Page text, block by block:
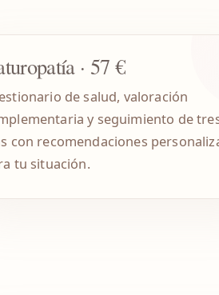
· 57 €
de salud, valoración
y seguimiento de
con recomendaciones
tu situación.